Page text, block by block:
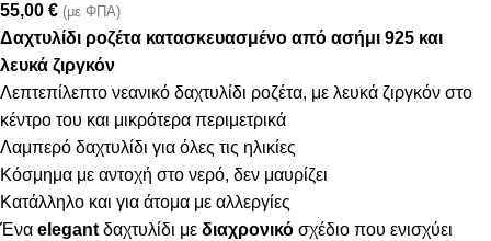
55,00 € (με ΦΠΑ)
Δαχτυλίδι ροζέτα κατασκευασμένο από ασήμι 925 και
λευκά ζιργκόν
Λεπτεπίλεπτο νεανικό δαχτυλίδι ροζέτα, με λευκά ζιργκόν στο
κέντρο του και μικρότερα περιμετρικά
Λαμπερό δαχτυλίδι για όλες τις ηλικίες
Κόσμημα με αντοχή στο νερό, δεν μαυρίζει
Κατάλληλο και για άτομα με αλλεργίες
Ένα elegantδαχτυλίδι με διαχρονικό σχέδιο που ενισχύει